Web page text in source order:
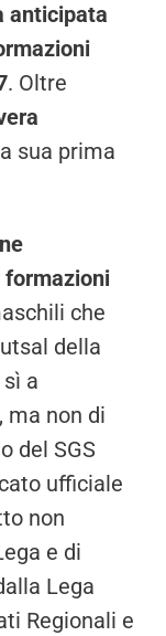
anticipata
. Oltre
sua prima
formazioni
che
della
a
ma non di
del SGS
ufficiale
non
e di
Lega
Regionali e